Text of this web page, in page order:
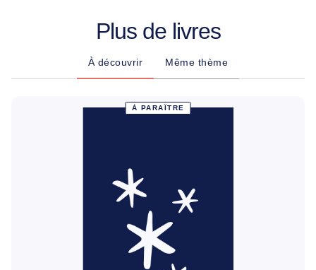
Plus de livres
À découvrir Même thème
À PARAÎTRE